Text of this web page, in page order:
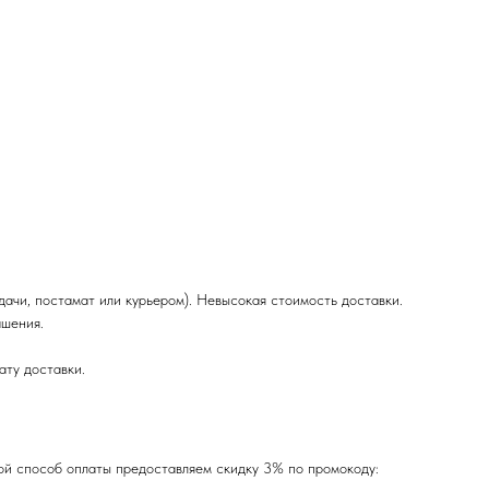
постамат или курьером). Невысокая стоимость доставки.
доставки.
способ оплаты предоставляем скидку 3% по промокоду: